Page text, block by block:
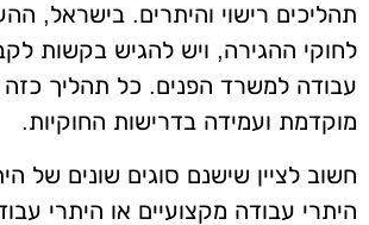
תהליכים רישוי והיתרים. בישראל,
לחוקי ההגירה, ויש להגיש בקשות
עבודה למשרד הפנים. כל תהליך
מוקדמת ועמידה בדרישות החוקיות.
חשוב לציין שישנם סוגים שונים של
היתרי עבודה מקצועיים או היתרי